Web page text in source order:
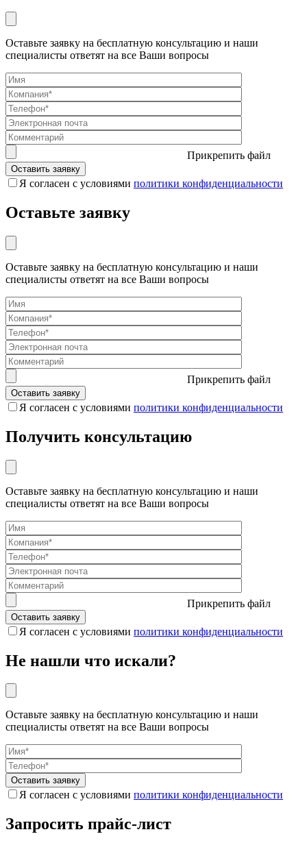
Оставьте заявку на бесплатную консультацию и наши
специалисты ответят на все Ваши вопросы
Прикрепить файл
Я согласен с условиями политики конфиденциальности
Оставьте заявку
Оставьте заявку на бесплатную консультацию и наши
специалисты ответят на все Ваши вопросы
Прикрепить файл
Я согласен с условиями политики конфиденциальности
Получить консультацию
Оставьте заявку на бесплатную консультацию и наши
специалисты ответят на все Ваши вопросы
Прикрепить файл
Я согласен с условиями политики конфиденциальности
Не нашли что искали?
Оставьте заявку на бесплатную консультацию и наши
специалисты ответят на все Ваши вопросы
Я согласен с условиями политики конфиденциальности
Запросить прайс-лист